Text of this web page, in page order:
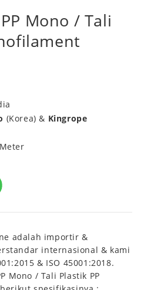
Mono / Tali
(Korea) & Kingrope
adalah importir &
internasional & kami
& ISO 45001:2018.
Mono / Tali Plastik PP